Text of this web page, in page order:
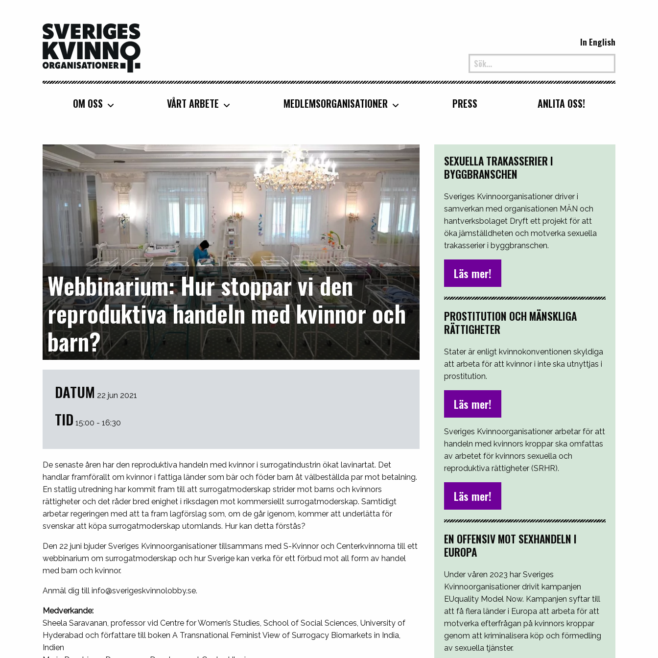
Sveriges Kvinnoorganisationer
In English
OM OSS VÅRT ARBETE MEDLEMSORGANISATIONER PRESS ANLITA OSS!
Webbinarium: Hur stoppar vi den
reproduktiva handeln med kvinnor och
barn?
DATUM 22 jun 2021
TID 15:00 - 16:30
De senaste åren har den reproduktiva handeln med kvinnor i surrogatindustrin ökat lavinartat. Det
handlar framförallt om kvinnor i fattiga länder som bär och föder barn åt välbeställda par mot betalning.
En statlig utredning har kommit fram till att surrogatmoderskap strider mot barns och kvinnors
rättigheter och det råder bred enighet i riksdagen mot kommersiellt surrogatmoderskap. Samtidigt
arbetar regeringen med att ta fram lagförslag som, om de går igenom, kommer att underlätta för
svenskar att köpa surrogatmoderskap utomlands. Hur kan detta förstås?
Den 22 juni bjuder Sveriges Kvinnoorganisationer tillsammans med S-Kvinnor och Centerkvinnorna till ett
webbinarium om surrogatmoderskap och hur Sverige kan verka för ett förbud mot all form av handel
med barn och kvinnor.
Anmäl dig till info@sverigeskvinnolobby.se.
Medverkande:
Sheela Saravanan, professor vid Centre for Women’s Studies, School of Social Sciences, University of
Hyderabad och författare till boken A Transnational Feminist View of Surrogacy Biomarkets in India,
Indien
SEXUELLA TRAKASSERIER I
BYGGBRANSCHEN
Sveriges Kvinnoorganisationer driver i
samverkan med organisationen MÄN och
hantverksbolaget Dryft ett projekt för att
öka jämställdheten och motverka sexuella
trakasserier i byggbranschen.
Läs mer!
PROSTITUTION OCH MÄNSKLIGA
RÄTTIGHETER
Stater är enligt kvinnokonventionen skyldiga
att arbeta för att kvinnor i inte ska utnyttjas i
prostitution.
Läs mer!
Sveriges Kvinnoorganisationer arbetar för att
handeln med kvinnors kroppar ska omfattas
av arbetet för kvinnors sexuella och
reproduktiva rättigheter (SRHR).
Läs mer!
EN OFFENSIV MOT SEXHANDELN I
EUROPA
Under våren 2023 har Sveriges
Kvinnoorganisationer drivit kampanjen
EUquality Model Now. Kampanjen syftar till
att få flera länder i Europa att arbeta för att
motverka efterfrågan på kvinnors kroppar
genom att kriminalisera köp och förmedling
av sexuella tjänster.